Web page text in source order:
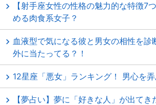
【射手座女性の性格の魅力的な特徴7
める肉食系女子？
血液型で気になる彼と男女の相性を
外に当たってる？！
12星座「悪女」ランキング！ 男心を
【夢占い】夢に「好きな人」が出て